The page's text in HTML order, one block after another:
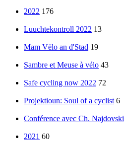
2022 176
Luuchtekontroll 2022 13
Mam Vëlo an d'Stad 19
Sambre et Meuse à vélo 43
Safe cycling now 2022 72
Projektioun: Soul of a cyclist 6
Conférence avec Ch. Najdovski
2021 60